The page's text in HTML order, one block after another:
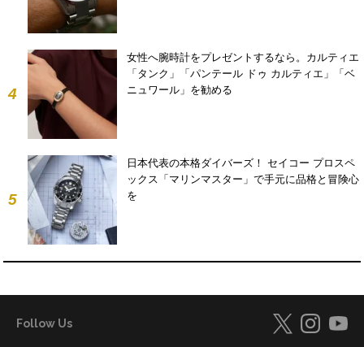
4
女性へ腕時計をプレゼントするなら。カルティエ
「タンク」「パンテール ドゥ カルティエ」「ベ
ニュワール」を勧める
5
日本代表の本格ダイバーズ！ セイコー プロスペ
ックス「マリンマスター」で手元に品格と冒険心
を
Follow Us